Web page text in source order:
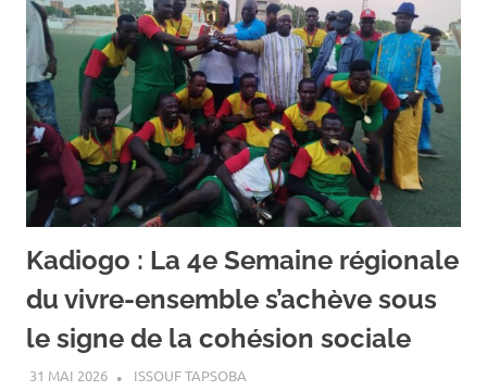
Kadiogo : La 4e Semaine régionale
du vivre-ensemble s’achève sous
le signe de la cohésion sociale
31 MAI 2026 ISSOUF TAPSOBA